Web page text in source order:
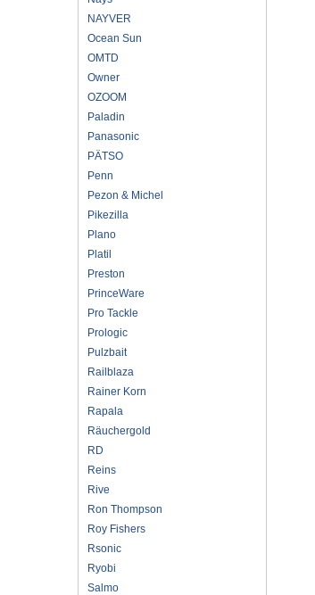
NAYVER
Ocean Sun
OMTD
Owner
OZOOM
Paladin
Panasonic
PÄTSO
Penn
Pezon & Michel
Pikezilla
Plano
Platil
Preston
PrinceWare
Pro Tackle
Prologic
Pulzbait
Railblaza
Rainer Korn
Rapala
Räuchergold
RD
Reins
Rive
Ron Thompson
Roy Fishers
Rsonic
Ryobi
Salmo